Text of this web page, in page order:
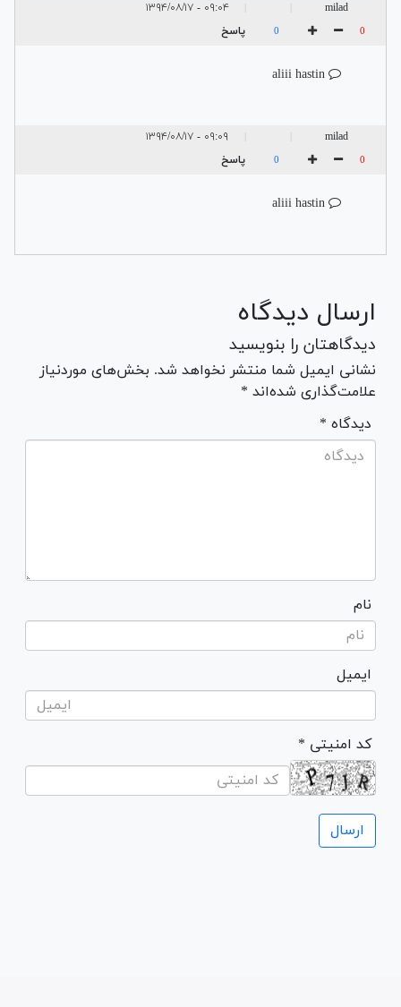
milad ۰۹:۰۴ - ۱۳۹۴/۰۸/۱۷
0
0 پاسخ
milad ۰۹:۰۹ - ۱۳۹۴/۰۸/۱۷
0
0 پاسخ
ارسال دیدگاه
دیدگاهتان را بنویسید
نشانی ایمیل شما منتشر نخواهد شد. بخش‌های موردنیاز
علامت‌گذاری شده‌اند *
* دیدگاه
نام
ایمیل
* کد امنیتی